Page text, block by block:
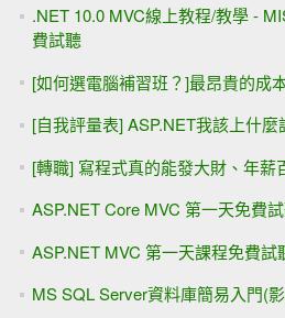
.NET 10.0 MVC線上教程/教學 -
費試聽
[如何選電腦補習班？]最昂貴的成
[自我評量表] ASP.NET我該上什麼
[轉職] 寫程式真的能發大財、年薪
ASP.NET Core MVC 第一天免費
ASP.NET MVC 第一天課程免費試
MS SQL Server資料庫簡易入門(